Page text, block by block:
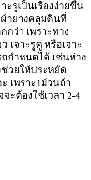
รูเป็นเรื่องง่ายขึ้น
ายางคลุมดินที่
กว่า เพราะทาง
เจาะรูคู่ หรือเจาะ
ถกำหนดได้ เช่นห่าง
ช่วยให้ประหยัด
ะ เพราะ1ม้วนถ้า
จะต้องใช้เวลา 2-4